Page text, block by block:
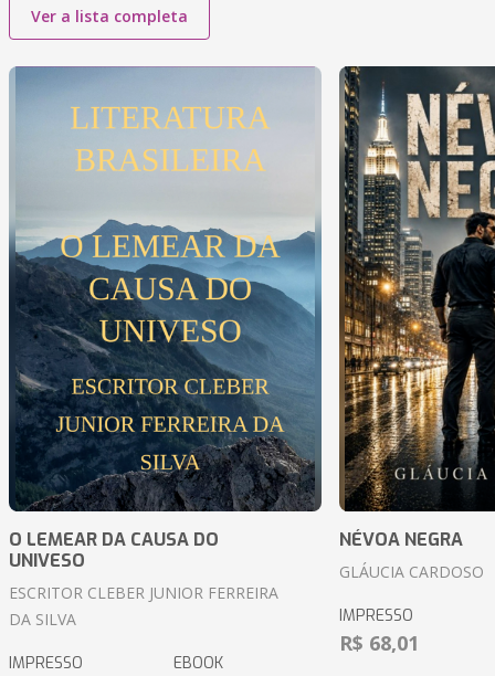
Ver a lista completa
O LEMEAR DA CAUSA DO
UNIVESO
ESCRITOR CLEBER JUNIOR FERREIRA
DA SILVA
IMPRESSO EBOOK
NÉVOA NEGRA
GLÁUCIA CARDOSO
IMPRESSO
R$ 68,01